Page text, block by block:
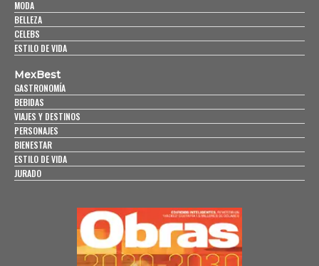
MODA
BELLEZA
CELEBS
ESTILO DE VIDA
MexBest
GASTRONOMÍA
BEBIDAS
VIAJES Y DESTINOS
PERSONAJES
BIENESTAR
ESTILO DE VIDA
JURADO